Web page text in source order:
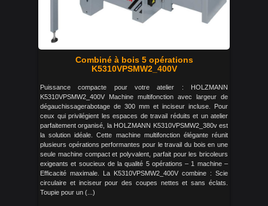
Combiné à bois 5 opérations
K5310VPSMW2_400V
Puissance compacte pour votre atelier : HOLZMANN
K5310VPSMW2_400V Machine multifonction avec largeur de
dégauchissagerabotage de 300 mm et inciseur incluse. Pour
ceux qui privilégient les espaces de travail réduits et un atelier
parfaitement organisé, la HOLZMANN K5310VPSMW2_380v est
la solution idéale. Cette machine multifonction élégante réunit
plusieurs opérations performantes pour le travail du bois en une
seule machine compact et polyvalent, parfait pour les bricoleurs
exigeants et soucieux de la qualité 5 opérations – 1 machine –
Efficacité maximale. La K5310VPSMW2_400V combine : Scie
circulaire et inciseur pour des coupes nettes et sans éclats.
Toupie pour un (...)